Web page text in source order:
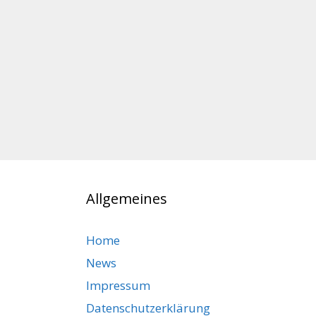
Allgemeines
Home
News
Impressum
Datenschutzerklärung